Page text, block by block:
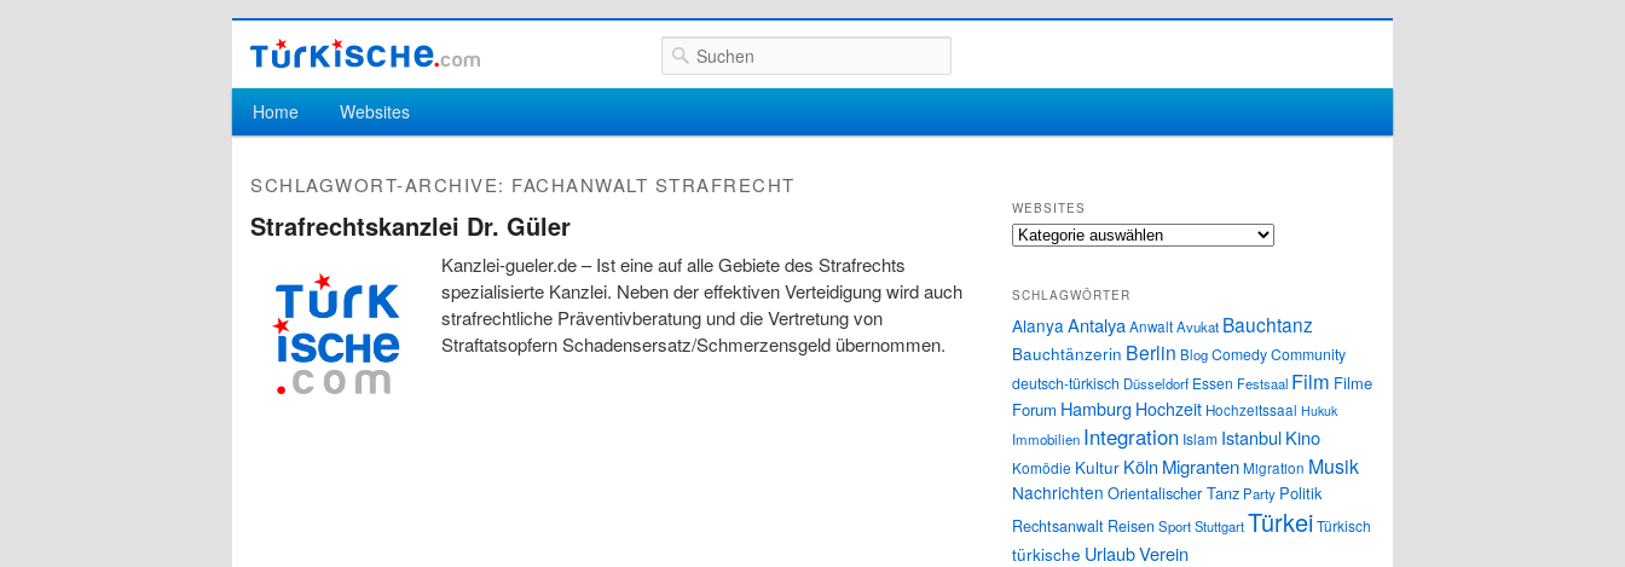
Suchen
Hauptmenü
Zum Inhalt wechseln
Zum sekundären Inhalt wechseln
Home Websites
SCHLAGWORT-ARCHIVE: FACHANWALT STRAFRECHT
Strafrechtskanzlei Dr. Güler
Kanzlei-gueler.de – Ist eine auf alle Gebiete des Strafrechts
spezialisierte Kanzlei. Neben der effektiven Verteidigung wird auch
strafrechtliche Präventivberatung und die Vertretung von
Straftatsopfern Schadensersatz/Schmerzensgeld übernommen.
WEBSITES
Websites
SCHLAGWÖRTER
Alanya AntalyaAnwaltAvukat Bauchtanz
Bauchtänzerin Berlin BlogComedyCommunity
deutsch-türkisch Düsseldorf Essen Festsaal Film Filme
Forum Hamburg Hochzeit Hochzeitssaal Hukuk
Immobilien Integration Islam IstanbulKino
Komödie Kultur Köln MigrantenMigration Musik
Nachrichten Orientalischer Tanz Party Politik
Rechtsanwalt ReisenSportStuttgartTürkeiTürkisch
türkische UrlaubVerein